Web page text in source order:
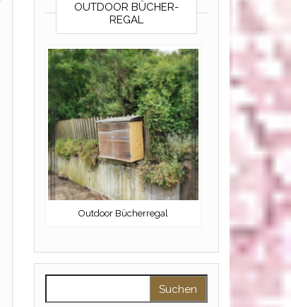
OUTDOOR BÜCHER-
REGAL
Outdoor Bücherregal